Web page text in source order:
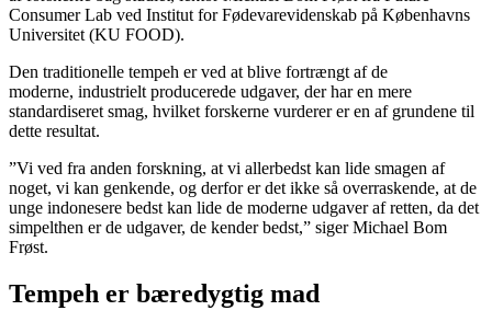
Consumer Lab ved Institut for Fødevarevidenskab på Københavns
Universitet (KU FOOD).
Den traditionelle tempeh er ved at blive fortrængt af de
moderne, industrielt producerede udgaver, der har en mere
standardiseret smag, hvilket forskerne vurderer er en af grundene til
dette resultat.
”Vi ved fra anden forskning, at vi allerbedst kan lide smagen af
noget, vi kan genkende, og derfor er det ikke så overraskende, at de
unge indonesere bedst kan lide de moderne udgaver af retten, da det
simpelthen er de udgaver, de kender bedst,” siger Michael Bom
Frøst.
Tempeh er bæredygtig mad